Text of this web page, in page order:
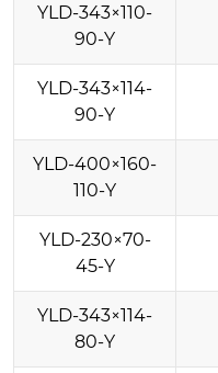
YLD-343×110-
90-Y
YLD-343×114-
90-Y
YLD-400×160-
110-Y
YLD-230×70-
45-Y
YLD-343×114-
80-Y